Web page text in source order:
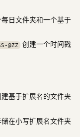
日文件夹和一个基于
@ZZ
创建一个时间戳
基于扩展名的文件夹
在小写扩展名文件夹